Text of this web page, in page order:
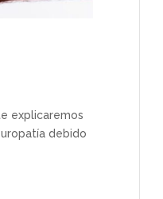
explicaremos
debido